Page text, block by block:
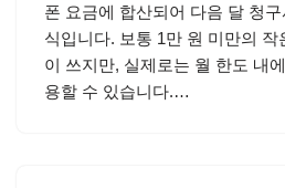
폰 요금에 합산되어 다음 달 청
식입니다. 보통 1만 원 미만의
이 쓰지만, 실제로는 월 한도 내
용할 수 있습니다.…